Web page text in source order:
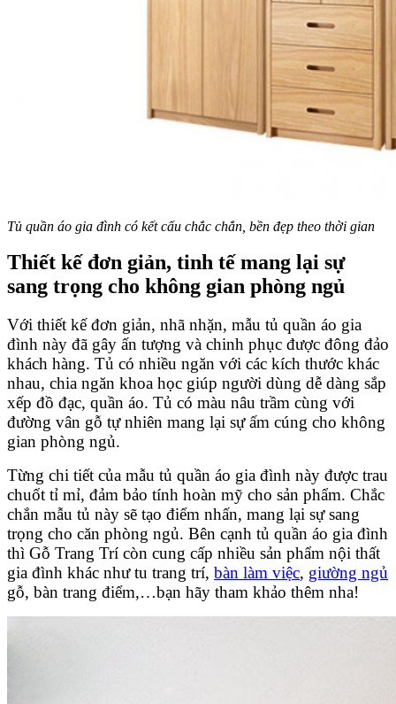
Tủ quần áo gia đình có kết cấu chắc chắn, bền đẹp theo thời gian
Thiết kế đơn giản, tinh tế mang lại sự
sang trọng cho không gian phòng ngủ
Với thiết kế đơn giản, nhã nhặn, mẫu tủ quần áo gia
đình này đã gây ấn tượng và chinh phục được đông đảo
khách hàng. Tủ có nhiều ngăn với các kích thước khác
nhau, chia ngăn khoa học giúp người dùng dễ dàng sắp
xếp đồ đạc, quần áo. Tủ có màu nâu trầm cùng với
đường vân gỗ tự nhiên mang lại sự ấm cúng cho không
gian phòng ngủ.
Từng chi tiết của mẫu tủ quần áo gia đình này được trau
chuốt tỉ mỉ, đảm bảo tính hoàn mỹ cho sản phẩm. Chắc
chắn mẫu tủ này sẽ tạo điểm nhấn, mang lại sự sang
trọng cho căn phòng ngủ. Bên cạnh tủ quần áo gia đình
thì Gỗ Trang Trí còn cung cấp nhiều sản phẩm nội thất
gia đình khác như tu trang trí, bàn làm việc, giường ngủ
gỗ, bàn trang điểm,…bạn hãy tham khảo thêm nha!